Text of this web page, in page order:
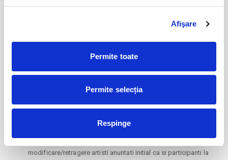
Afişare
Permite toate
Permite selecția
Respinge
comerciale, in cazul in care cumparatorul a efectuat o comanda
zile calendaristice de la data intrarii in posesia biletelor, prevazut
de legislatia in vigoare.
contravalorii acestora pentru biletele comandate, achitate,
livrate si valabile pentru un spectacol sau eveniment care se va
artisti participanti si/sau nu a avut anuntata nicio modificare
modificare/retragere artisti anuntati initial ca si participanti la